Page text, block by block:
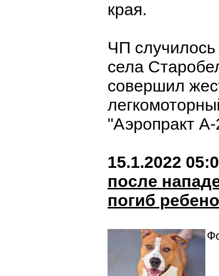
края.
ЧП случилось
села
совершил
"Аэропракт
15.1.2022
после
погиб